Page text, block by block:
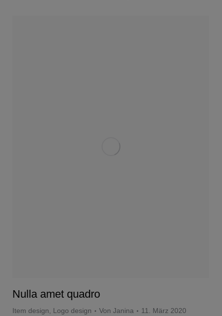
Nulla amet quadro
Item design, Logo design Von Janina 11. März 2020